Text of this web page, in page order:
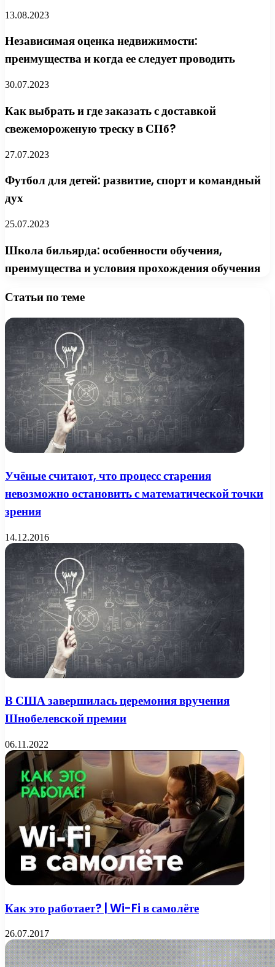
13.08.2023
Независимая оценка недвижимости:
преимущества и когда ее следует проводить
30.07.2023
Как выбрать и где заказать с доставкой
свежемороженую треску в СПб?
27.07.2023
Футбол для детей: развитие, спорт и командный
дух
25.07.2023
Школа бильярда: особенности обучения,
преимущества и условия прохождения обучения
Статьи по теме
Учёные считают, что процесс старения
невозможно остановить с математической точки
зрения
14.12.2016
В США завершилась церемония вручения
Шнобелевской премии
06.11.2022
Как это работает? | Wi-Fi в самолёте
26.07.2017